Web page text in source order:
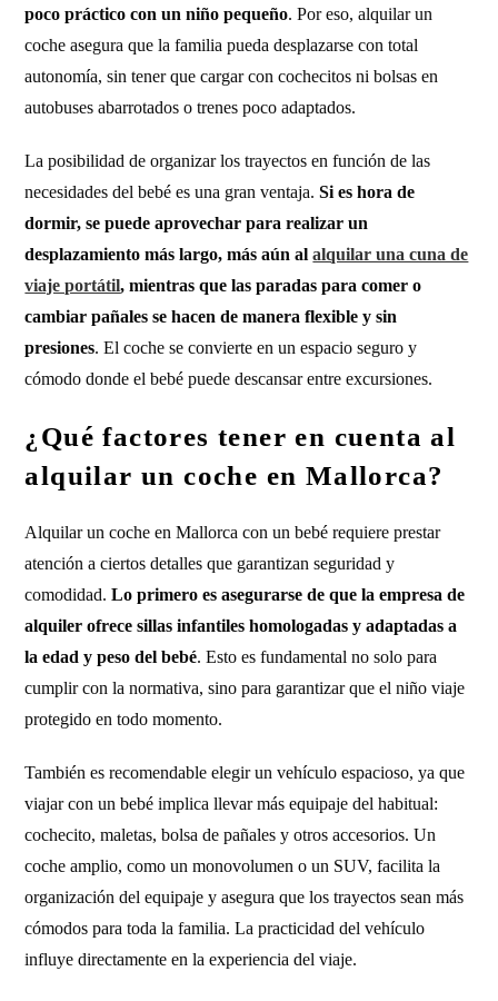
poco práctico con un niño pequeño. Por eso, alquilar un
coche asegura que la familia pueda desplazarse con total
autonomía, sin tener que cargar con cochecitos ni bolsas en
autobuses abarrotados o trenes poco adaptados.
La posibilidad de organizar los trayectos en función de las
necesidades del bebé es una gran ventaja.Si es hora de
dormir, se puede aprovechar para realizar un
desplazamiento más largo, más aún alalquilar una cuna de
viaje portátil, mientras que las paradas para comer o
cambiar pañales se hacen de manera flexible y sin
presiones. El coche se convierte en un espacio seguro y
cómodo donde el bebé puede descansar entre excursiones.
¿Qué factores tener en cuenta al
alquilar un coche en Mallorca?
Alquilar un coche en Mallorca con un bebé requiere prestar
atención a ciertos detalles que garantizan seguridad y
comodidad.Lo primero es asegurarse de que la empresa de
alquiler ofrece sillas infantiles homologadas y adaptadas a
la edad y peso del bebé. Esto es fundamental no solo para
cumplir con la normativa, sino para garantizar que el niño viaje
protegido en todo momento.
También es recomendable elegir un vehículo espacioso, ya que
viajar con un bebé implica llevar más equipaje del habitual:
cochecito, maletas, bolsa de pañales y otros accesorios. Un
coche amplio, como un monovolumen o un SUV, facilita la
organización del equipaje y asegura que los trayectos sean más
cómodos para toda la familia. La practicidad del vehículo
influye directamente en la experiencia del viaje.